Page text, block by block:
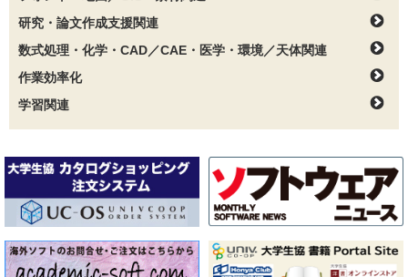
研究・論文作成支援関連
数式処理・化学・CAD／CAE・医学・環境／天体関連
作業効率化
学習関連